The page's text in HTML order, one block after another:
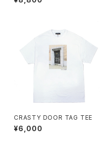
CRASTY DOOR TAG TEE
¥6,000